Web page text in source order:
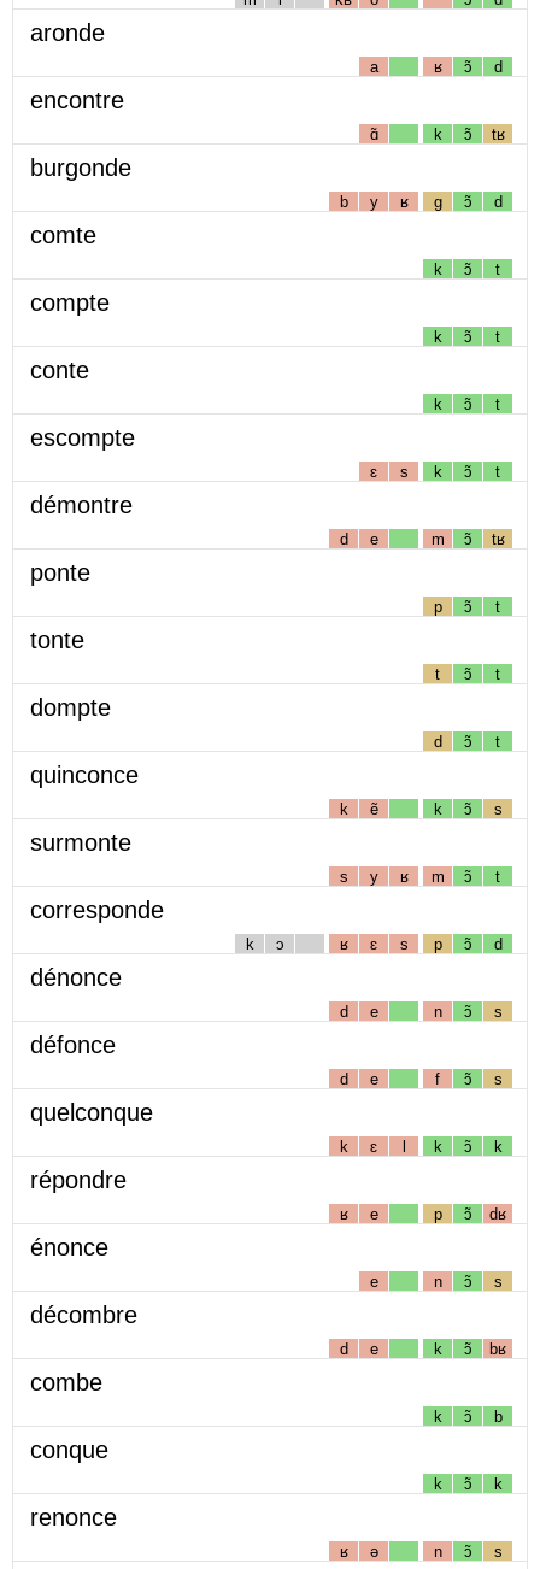
aronde
a ʁ ɔ̃ d
encontre
ɑ̃ k ɔ̃ tʁ
burgonde
b y ʁ g ɔ̃ d
comte
k ɔ̃ t
compte
k ɔ̃ t
conte
k ɔ̃ t
escompte
ɛ s k ɔ̃ t
démontre
d e m ɔ̃ tʁ
ponte
p ɔ̃ t
tonte
t ɔ̃ t
dompte
d ɔ̃ t
quinconce
k ẽ k ɔ̃ s
surmonte
s y ʁ m ɔ̃ t
corresponde
k ɔ ʁ ɛ s p ɔ̃ d
dénonce
d e n ɔ̃ s
défonce
d e f ɔ̃ s
quelconque
k ɛ l k ɔ̃ k
répondre
ʁ e p ɔ̃ dʁ
énonce
e n ɔ̃ s
décombre
d e k ɔ̃ bʁ
combe
k ɔ̃ b
conque
k ɔ̃ k
renonce
ʁ ə n ɔ̃ s